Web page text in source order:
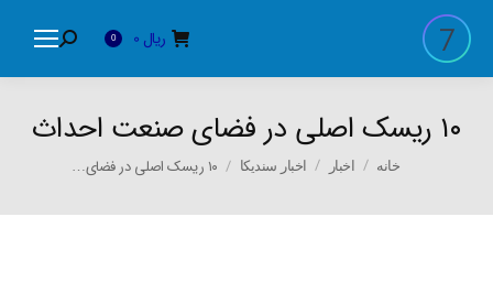
ریال 0
Search:
۱۰ ریسک اصلی در فضای صنعت احداث
You are here:
خانه اخبار اخبار سندیکا ۱۰ ریسک اصلی در فضای…